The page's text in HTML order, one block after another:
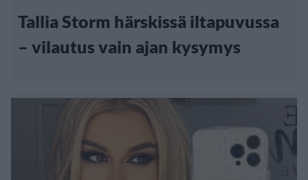
Tallia Storm härskissä iltapuvussa
– vilautus vain ajan kysymys